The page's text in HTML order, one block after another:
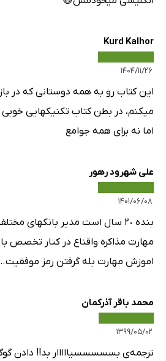
Kurd Kalhor
۱۴۰۴/۱۱/۲۶
این کتاب رو به همه دوستانی که در
میکنم، در بطن کتاب تکنیکهایی خوبی
اما نه برای همه جوامع
على شهرود رهور
۱۴۰۱/۰۶/۰۸
بنده ٢٠ سال است مدیر بانکهاى مختلف بودم
مهارت مذاکره واقناع در کنار
اموزش مهارت بله گرفتن رمز
محمد باقر آذرکمان
۱۳۹۹/۰۵/۰۲
ترجمه‌ی بسسسسسیااااار بد!! دادن